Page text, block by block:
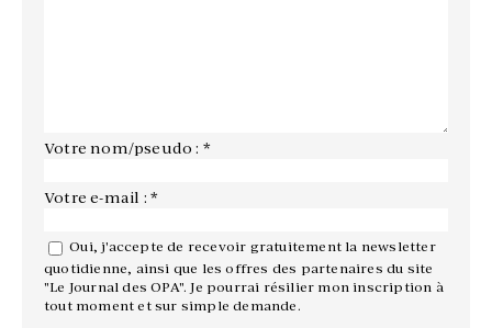
Votre nom/pseudo : *
Votre e-mail : *
Oui, j'accepte de recevoir gratuitement la newsletter
quotidienne, ainsi que les offres des partenaires du site
"Le Journal des OPA". Je pourrai résilier mon inscription à
tout moment et sur simple demande.